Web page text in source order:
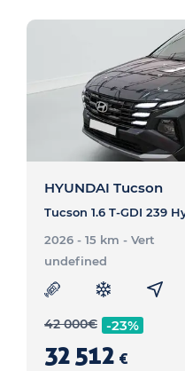
HYUNDAI Tucson
2026 - 15 km - Vert
undefined
42 000€ -23%
32 512 €